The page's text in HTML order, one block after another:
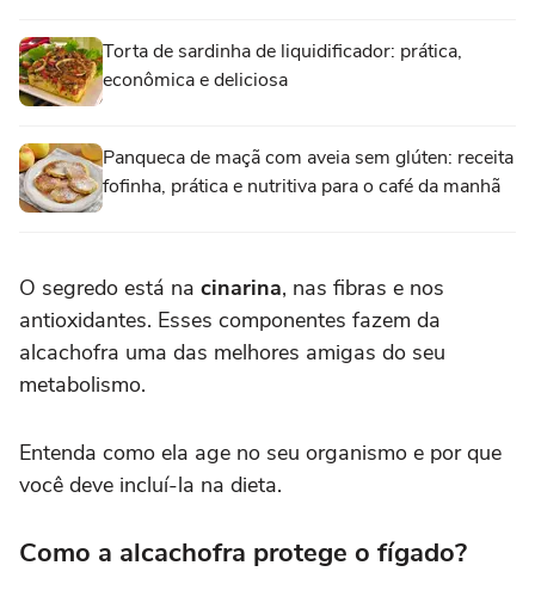
Torta de sardinha de liquidificador: prática,
econômica e deliciosa
Panqueca de maçã com aveia sem glúten: receita
fofinha, prática e nutritiva para o café da manhã
O segredo está na cinarina, nas fibras e nos
antioxidantes. Esses componentes fazem da
alcachofra uma das melhores amigas do seu
metabolismo.
Entenda como ela age no seu organismo e por que
você deve incluí-la na dieta.
Como a alcachofra protege o fígado?